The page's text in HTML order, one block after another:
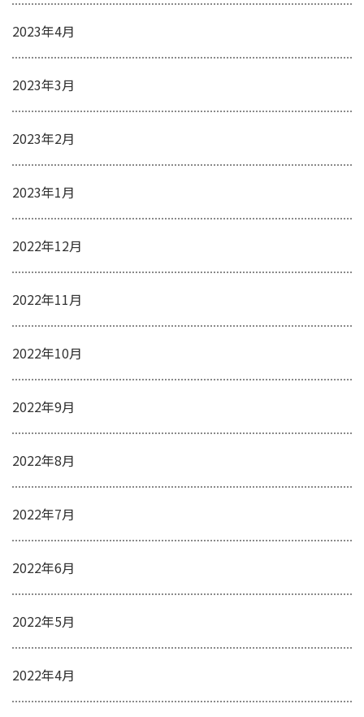
2023年4月
2023年3月
2023年2月
2023年1月
2022年12月
2022年11月
2022年10月
2022年9月
2022年8月
2022年7月
2022年6月
2022年5月
2022年4月